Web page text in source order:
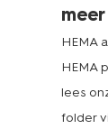
HEMA
HEMA
lees
folder